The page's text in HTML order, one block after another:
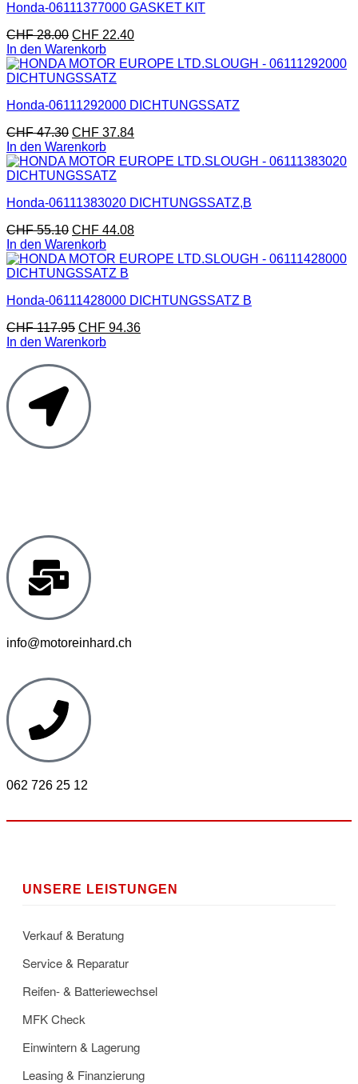
Honda-06111377000 GASKET KIT
CHF28.00 CHF 22.40
In den Warenkorb
Honda-06111292000 DICHTUNGSSATZ
CHF47.30 CHF 37.84
In den Warenkorb
Honda-06111383020 DICHTUNGSSATZ,B
CHF55.10 CHF 44.08
In den Warenkorb
Honda-06111428000 DICHTUNGSSATZ B
CHF117.95 CHF 94.36
In den Warenkorb
info@motoreinhard.ch
062 726 25 12
UNSERE LEISTUNGEN
Verkauf & Beratung
Service & Reparatur
Reifen- & Batteriewechsel
MFK Check
Einwintern & Lagerung
Leasing & Finanzierung